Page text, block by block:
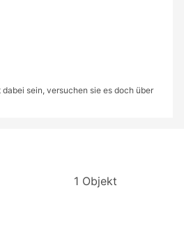
sein, versuchen sie es doch über
1 Objekt